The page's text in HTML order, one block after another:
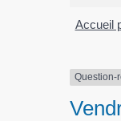
Accueil
Question-